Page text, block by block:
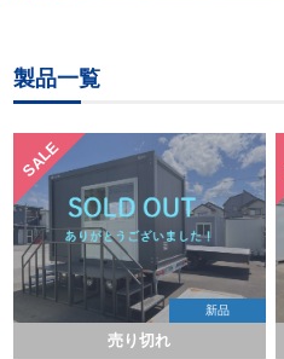
製品一覧
新品
SALE
売り切れ